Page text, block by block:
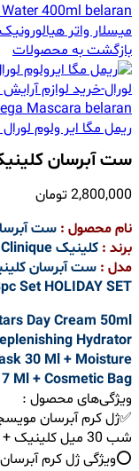
میسلار واتر هیالورونیک
بازگشت به محصولات
ریمل مگا ایر ولوم لورال
ست آبرسان
2,800,000تومان
نام محصول : ست
برند : کلینیک Clinique
مدل :
Set HOLIDAY SET
Day Cream 50ml
Hydrator
30 Ml + Moisture
Ml + Cosmetic Bag
ویژگی‌های محصول :
شب 30 میل کلینیک + بالم لب آبرسان کلینیک 7 میل
⭕️ویژگی ژل کرم آبرسان مویسچر